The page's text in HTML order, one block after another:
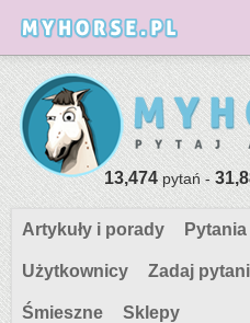
13,474pytań -
Artykuły i porady Pytania
Użytkownicy Zadaj
Śmieszne Sklepy